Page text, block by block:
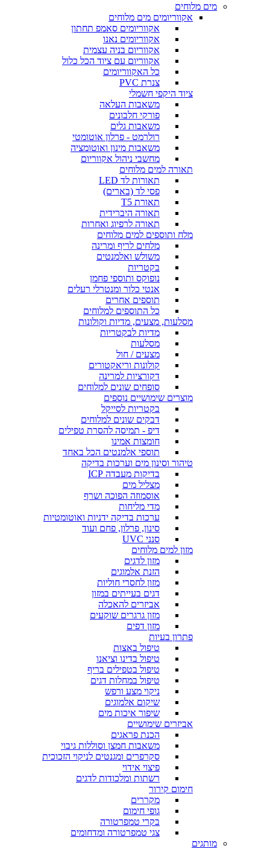
מים מלוחים
אקווריומים מים מלוחים
אקווריומים סאמפ תחתון
אקווריומים נאנו
אקווריום בניה עצמית
אקווריום עם ציוד הכל כלול
כל האקווריומים
צנרת PVC
ציוד היקפי חשמלי
משאבות העלאה
פורקי חלבונים
משאבות גלים
רולרמט - פרלון אוטומטי
משאבות מינון ואוטומציה
מחשבי ניהול אקווריום
תאורה למים מלוחים
תאורות לד LED
פסי לד (בארים)
תאורת T5
תאורה היברידית
תאורה לרפיוג ואחרות
מלח ותוספים למים מלוחים
מלחים לריף ומרינה
משולש ואלמנטים
בקטריות
נופוקס ותוספי פחמן
אנטי כלור ומנטרלי רעלים
תוספים אחרים
כל התוספים למלוחים
מסלעות, מצעים, מדיות וקולונות
מדיות לבקטריות
מסלעות
מצעים / חול
קולונות וריאקטורים
דקורציות למרינה
סופחים שונים למלוחים
מוצרים שימושיים נוספים
בקטריות לסייקל
דבקים שונים למלוחים
דיפ - תמיסה להסרת טפילים
חומצות אמינו
תוספי אלמנטים הכל באחד
טיהור וסינון מים וערכות בדיקה
בדיקות מעבדה ICP
מצליל מים
אוסמוזה הפוכה ושרף
מדי מליחות
ערכות בדיקה ידניות ואוטומטיות
סינון, פרלון, פחם ועוד
סנני UVC
מזון למים מלוחים
מזון לדגים
הזנת אלמוגים
מזון לחסרי חוליות
דגים בעייתים במזון
אביזרים להאכלה
מזון גרגרים שוקעים
מזון דפים
פתרון בעיות
טיפול באצות
טיפול בדינו וציאנו
טיפול בטפילים בריף
טיפול במחלות דגים
ניקוי מצע ורפש
שיקום אלמוגים
שיפור איכות מים
אביזרים שימושיים
הכנת פראגים
משאבות חמצן וסוללות גיבוי
סקרפרים ומגנטים לניקוי הזכוכית
פיצוי אידוי
רשתות ומלכודות לדגים
חימום קירור
מקררים
גופי חימום
בקרי טמפרטורה
צגי טמפרטורה ומדחומים
מותגים